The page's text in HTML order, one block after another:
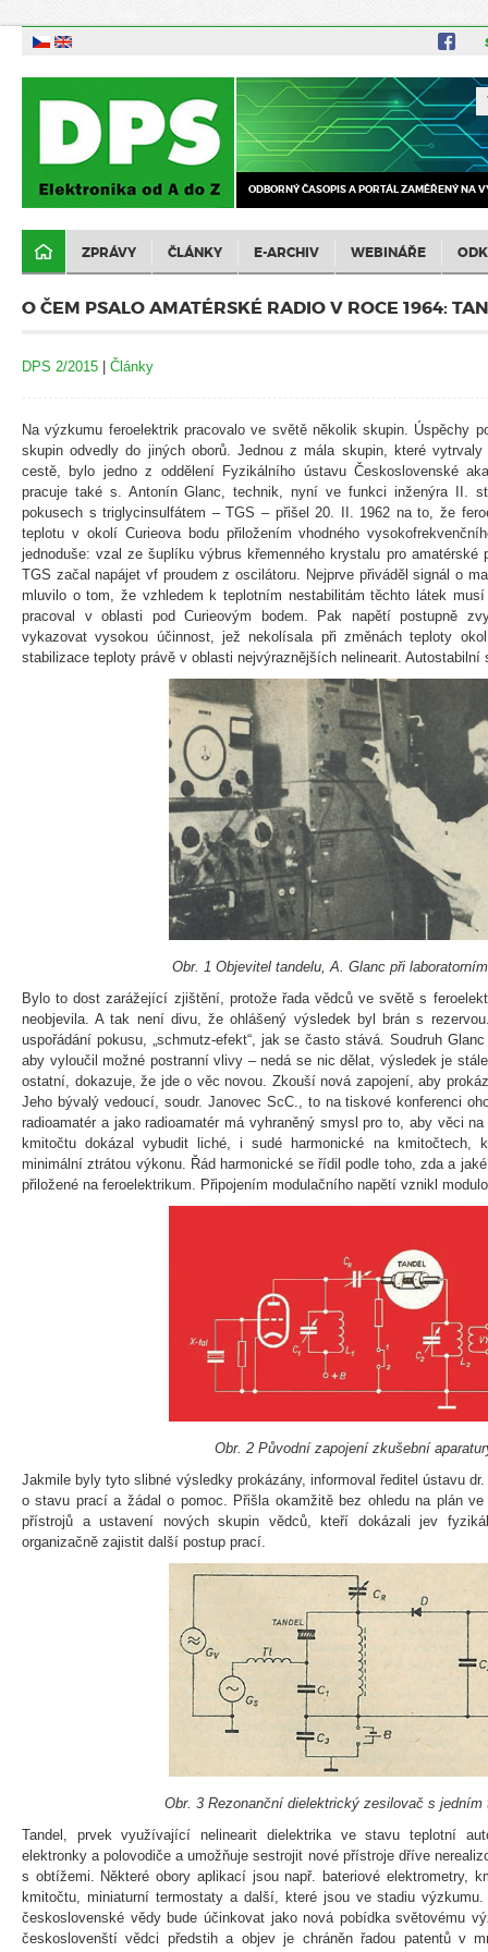
ODBORNÝ ČASOPIS A PORTÁL ZAMĚŘENÝ NA
ZPRÁVY ČLÁNKY E-ARCHIV WEBINÁŘE
O ČEM PSALO AMATÉRSKÉ RADIO V ROCE 1964:
DPS 2/2015 | Články
Na výzkumu feroelektrik pracovalo ve světě několik skupin. Úspěchy
skupin odvedly do jiných oborů. Jednou z mála skupin, které
cestě, bylo jedno z oddělení Fyzikálního ústavu Československé
pracuje také s. Antonín Glanc, technik, nyní ve funkci inženýra II.
pokusech s triglycinsulfátem – TGS – přišel 20. II. 1962 na to, že
teplotu v okolí Curieova bodu přiložením vhodného
jednoduše: vzal ze šuplíku výbrus křemenného krystalu pro amatérské
TGS začal napájet vf proudem z oscilátoru. Nejprve přiváděl signál o
mluvilo o tom, že vzhledem k teplotním nestabilitám těchto látek
pracoval v oblasti pod Curieovým bodem. Pak napětí postupně
vykazovat vysokou účinnost, jež nekolísala při změnách teploty
stabilizace teploty právě v oblasti nejvýraznějších nelinearit. Autostabilní
Obr. 1 Objevitel tandelu, A. Glanc při
Bylo to dost zarážející zjištění, protože řada vědců ve světě s
neobjevila. A tak není divu, že ohlášený výsledek byl brán s
uspořádání pokusu, „schmutz-efekt“, jak se často stává. Soudruh
aby vyloučil možné postranní vlivy – nedá se nic dělat, výsledek je
ostatní, dokazuje, že jde o věc novou. Zkouší nová zapojení, aby
Jeho bývalý vedoucí, soudr. Janovec ScC., to na tiskové konferenci
radioamatér a jako radioamatér má vyhraněný smysl pro to, aby věci
kmitočtu dokázal vybudit liché, i sudé harmonické na kmitočtech,
minimální ztrátou výkonu. Řád harmonické se řídil podle toho, zda a
přiložené na feroelektrikum. Připojením modulačního napětí vznikl
Obr. 2 Původní zapojení zkušební
Jakmile byly tyto slibné výsledky prokázány, informoval ředitel ústavu
o stavu prací a žádal o pomoc. Přišla okamžitě bez ohledu na plán
přístrojů a ustavení nových skupin vědců, kteří dokázali jev
organizačně zajistit další postup prací.
Obr. 3 Rezonanční dielektrický zesilovač s jedním
Tandel, prvek využívající nelinearit dielektrika ve stavu teplotní
elektronky a polovodiče a umožňuje sestrojit nové přístroje dříve
s obtížemi. Některé obory aplikací jsou např. bateriové elektrometry,
kmitočtu, miniaturní termostaty a další, které jsou ve stadiu
československé vědy bude účinkovat jako nová pobídka světovému
českoslovenští vědci předstih a objev je chráněn řadou patentů v